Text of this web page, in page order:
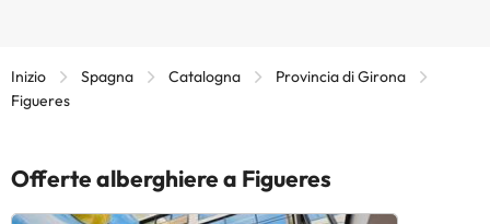
Inizio Spagna Catalogna
Provincia di Girona
Figueres
Offerte alberghiere a Figueres